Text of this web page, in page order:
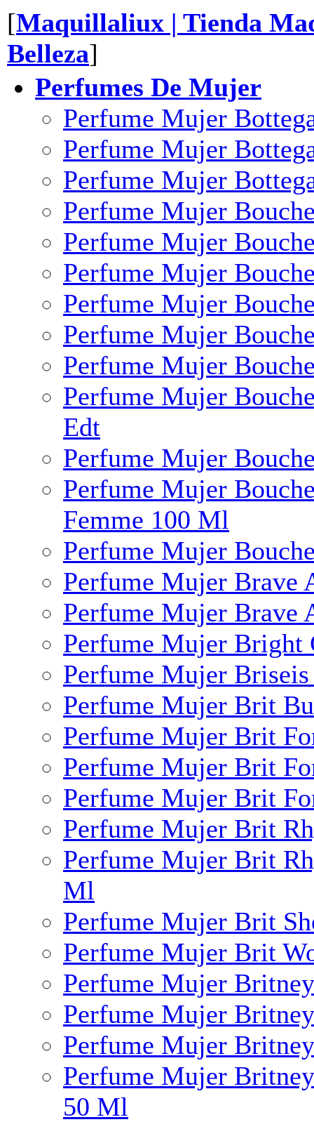
[Maquillaliux | Tienda
Belleza]
Perfumes De Mujer
Perfume Mujer
Perfume Mujer
Perfume Mujer
Perfume Mujer
Perfume Mujer
Perfume Mujer
Perfume Mujer
Perfume Mujer
Perfume Mujer
Perfume Mujer
Edt
Perfume Mujer
Perfume Mujer
Femme 100 Ml
Perfume Mujer
Perfume Mujer Brave
Perfume Mujer Brave
Perfume Mujer Bright
Perfume Mujer
Perfume Mujer Brit
Perfume Mujer Brit
Perfume Mujer Brit
Perfume Mujer Brit
Perfume Mujer Brit
Perfume Mujer Brit
Ml
Perfume Mujer Brit
Perfume Mujer Brit
Perfume Mujer
Perfume Mujer
Perfume Mujer
Perfume Mujer
50 Ml